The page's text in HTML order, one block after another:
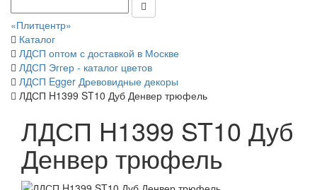
«Плитцентр»
Каталог
ЛДСП оптом с доставкой в Москве
ЛДСП Эггер - каталог цветов
ЛДСП Egger Древовидные декоры
ЛДСП H1399 ST10 Дуб Денвер трюфель
ЛДСП H1399 ST10 Дуб
Денвер трюфель